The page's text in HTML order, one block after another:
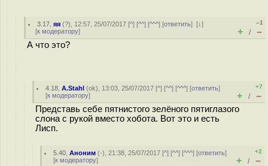
3.17 ,яя (?), 12:57, 25/07/2017 [^] [^^] [^^^] [ответить][↓]
[к модератору]
–1
+ / –
А что это?
4.18 ,A.Stahl (ok), 13:03, 25/07/2017 [^] [^^] [^^^] [ответить]
[к модератору]
+7
+ / –
Представь себе пятнистого зелёного пятиглазого
слона с рукой вместо хобота. Вот это и есть
Лисп.
5.40 ,Аноним (-), 21:38, 25/07/2017 [^] [^^] [^^^] [ответить]
[к модератору]
+2
+ / –